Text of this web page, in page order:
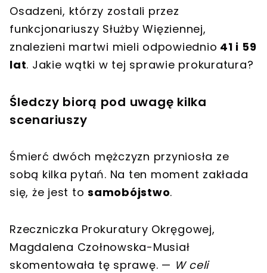
Osadzeni, którzy zostali przez
funkcjonariuszy Służby Więziennej,
znalezieni martwi mieli odpowiednio 41 i 59
lat. Jakie wątki w tej sprawie prokuratura?
Śledczy biorą pod uwagę kilka
scenariuszy
Śmierć dwóch mężczyzn przyniosła ze
sobą kilka pytań. Na ten moment zakłada
się, że jest to samobójstwo.
Rzeczniczka Prokuratury Okręgowej,
Magdalena Czołnowska-Musiał
skomentowała tę sprawę. — W celi